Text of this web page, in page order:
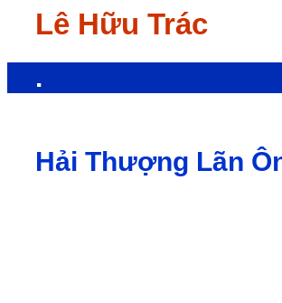
Lê Hữu Trác
.
Hải Thượng Lãn